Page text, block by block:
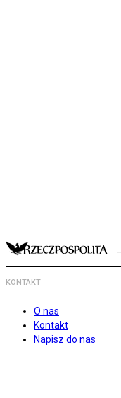
KONTAKT
O nas
Kontakt
Napisz do nas